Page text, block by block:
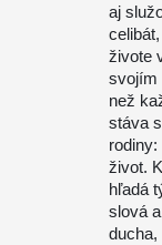
aj
živote
svojím
než
stáva
život.
hľadá
slová